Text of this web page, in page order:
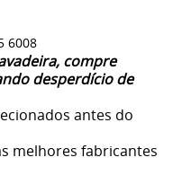
6008
compre
desperdício de
antes do
melhores fabricantes